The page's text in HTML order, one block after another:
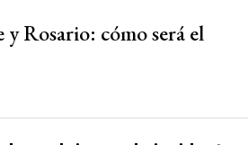
Rosario: cómo será el